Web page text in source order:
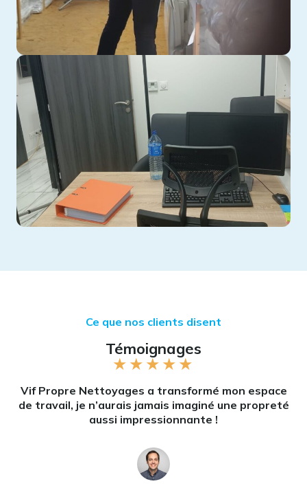
Ce que nos clients disent
Témoignages
★ ★ ★ ★★
Vif Propre Nettoyages a transformé mon espace
de travail, je n’aurais jamais imaginé une propreté
aussi impressionnante !